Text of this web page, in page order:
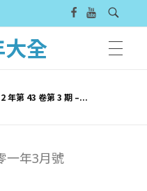
全
年第 43 卷第 3 期 –...
一年3月號